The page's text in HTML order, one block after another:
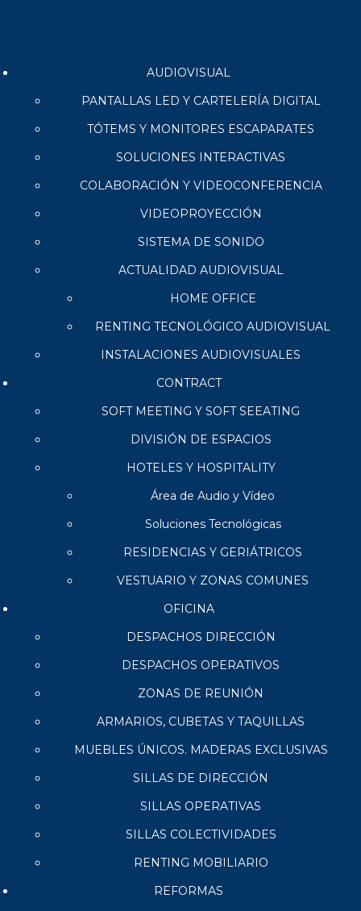
AUDIOVISUAL
PANTALLAS LED Y CARTELERÍA DIGITAL
TÓTEMS Y MONITORES ESCAPARATES
SOLUCIONES INTERACTIVAS
COLABORACIÓN Y VIDEOCONFERENCIA
VIDEOPROYECCIÓN
SISTEMA DE SONIDO
ACTUALIDAD AUDIOVISUAL
HOME OFFICE
RENTING TECNOLÓGICO AUDIOVISUAL
INSTALACIONES AUDIOVISUALES
CONTRACT
SOFT MEETING Y SOFT SEEATING
DIVISIÓN DE ESPACIOS
HOTELES Y HOSPITALITY
Área de Audio y Vídeo
Soluciones Tecnológicas
RESIDENCIAS Y GERIÁTRICOS
VESTUARIO Y ZONAS COMUNES
OFICINA
DESPACHOS DIRECCIÓN
DESPACHOS OPERATIVOS
ZONAS DE REUNIÓN
ARMARIOS, CUBETAS Y TAQUILLAS
MUEBLES ÚNICOS. MADERAS EXCLUSIVAS
SILLAS DE DIRECCIÓN
SILLAS OPERATIVAS
SILLAS COLECTIVIDADES
RENTING MOBILIARIO
REFORMAS